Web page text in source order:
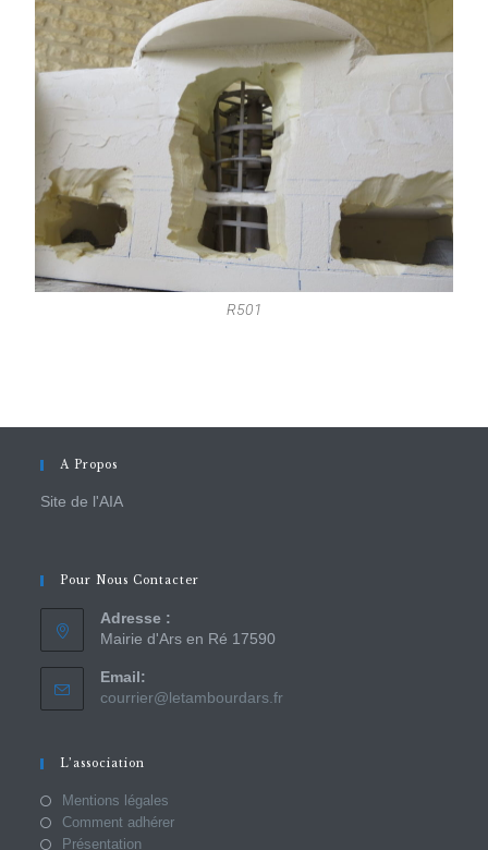
R501
A Propos
Site de l'AIA
Pour Nous Contacter
Adresse :
Mairie d'Ars en Ré 17590
Email:
courrier@letambourdars.fr
L’association
Mentions légales
Comment adhérer
Présentation